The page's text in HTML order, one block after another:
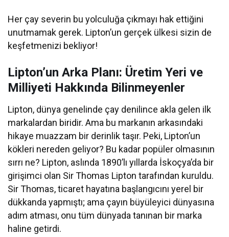
Her çay severin bu yolculuğa çıkmayı hak ettiğini
unutmamak gerek. Lipton’un gerçek ülkesi sizin de
keşfetmenizi bekliyor!
Lipton’un Arka Planı: Üretim Yeri ve
Milliyeti Hakkında Bilinmeyenler
Lipton, dünya genelinde çay denilince akla gelen ilk
markalardan biridir. Ama bu markanın arkasındaki
hikaye muazzam bir derinlik taşır. Peki, Lipton’un
kökleri nereden geliyor? Bu kadar popüler olmasının
sırrı ne? Lipton, aslında 1890’lı yıllarda İskoçya’da bir
girişimci olan Sir Thomas Lipton tarafından kuruldu.
Sir Thomas, ticaret hayatına başlangıcını yerel bir
dükkanda yapmıştı; ama çayın büyüleyici dünyasına
adım atması, onu tüm dünyada tanınan bir marka
haline getirdi.